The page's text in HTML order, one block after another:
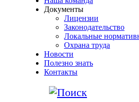
Документы
Лицензии
Законодательство
Локальные
Охрана труда
Новости
Полезно знать
Контакты